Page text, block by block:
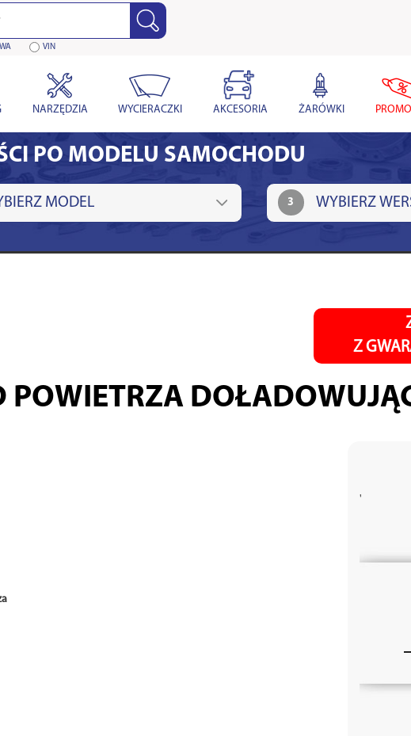
VIN
NARZĘDZIA WYCIERACZKI AKCESORIA ŻARÓWKI
PO MODELU SAMOCHODU
3
Z
POWIETRZA
'